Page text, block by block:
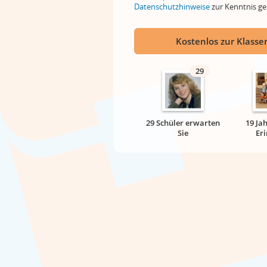
Datenschutzhinweisezur Kenntnis
Kostenlos zur
29
29 Schüler erwarten
Sie
19